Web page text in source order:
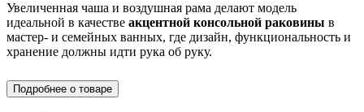
Увеличенная чаша и воздушная рама делают модель
идеальной в качестве акцентной консольной раковины в
мастер- и семейных ванных, где дизайн, функциональность и
хранение должны идти рука об руку.
Подробнее о товаре